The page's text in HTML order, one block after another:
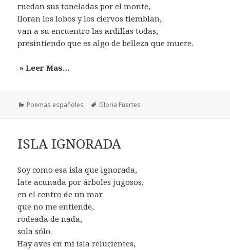
ruedan sus toneladas por el monte,
lloran los lobos y los ciervos tiemblan,
van a su encuentro las ardillas todas,
presintiendo que es algo de belleza que muere.
» Leer Mas…
Categorías
Poemas españoles Etiquetas
Gloria Fuertes
ISLA IGNORADA
Soy como esa isla que ignorada,
late acunada por árboles jugosos,
en el centro de un mar
que no me entiende,
rodeada de nada,
sola sólo.
Hay aves en mi isla relucientes,